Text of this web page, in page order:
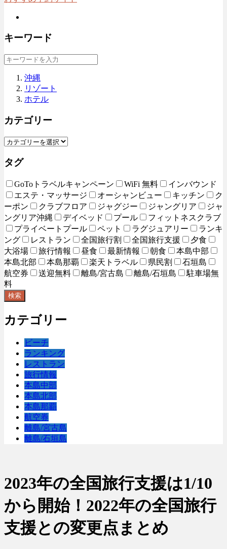
キーワード
沖縄
リゾート
ホテル
カテゴリー
タグ
GoToトラベルキャンペーン WiFi 無料
インバウンド
エステ・マッサージ
オーシャンビュー キッチン
ク
ーポン
クラブフロア ジャグジー ジャングリア
ジャ
ングリア沖縄
デイベッド プール
フィットネスクラブ
プライベートプール
ペット ラグジュアリー
ランキ
ング
レストラン 全国旅行割 全国旅行支援
夕食
大浴場
旅行情報 昼食 最新情報 朝食
本島中部
本島北部
本島那覇 楽天トラベル 県民割
石垣島
航空券
送迎無料 離島/宮古島 離島/石垣島
駐車場無
料
検索
カテゴリー
ビーチ
ランキング
レストラン
旅行情報
本島中部
本島北部
本島那覇
航空券
離島/宮古島
離島/石垣島
2023年の全国旅行支援は1/10
から開始！2022年の全国旅行
支援との変更点まとめ